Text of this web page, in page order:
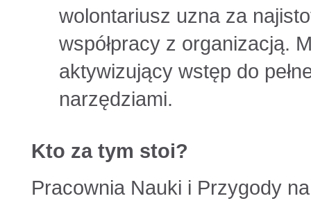
wolontariusz uzna za
współpracy z organizacją.
aktywizujący wstęp do
narzędziami.
Kto za tym stoi?
Pracownia Nauki i Przygody